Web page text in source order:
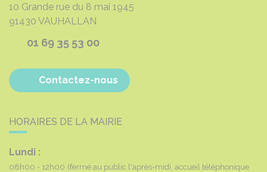
10 Grande rue du 8 mai 1945
91430 VAUHALLAN
01 69 35 53 00
Contactez-nous
HORAIRES DE LA MAIRIE
Lundi :
08h00 - 12h00 (fermé au public l'après-midi, accueil téléphonique